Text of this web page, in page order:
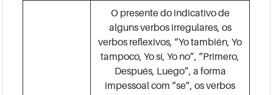
O presente do indicativo de
alguns verbos irregulares, os
verbos reflexivos, “Yo también, Yo
tampoco, Yo sí, Yo no”, “Primero,
Después, Luego”, a forma
impessoal com “se”, os verbos